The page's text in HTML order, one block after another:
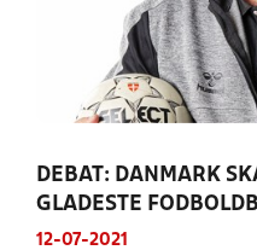
DEBAT: DANMARK
GLADESTE
12-07-2021